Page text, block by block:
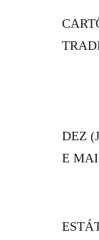
DEZ
E